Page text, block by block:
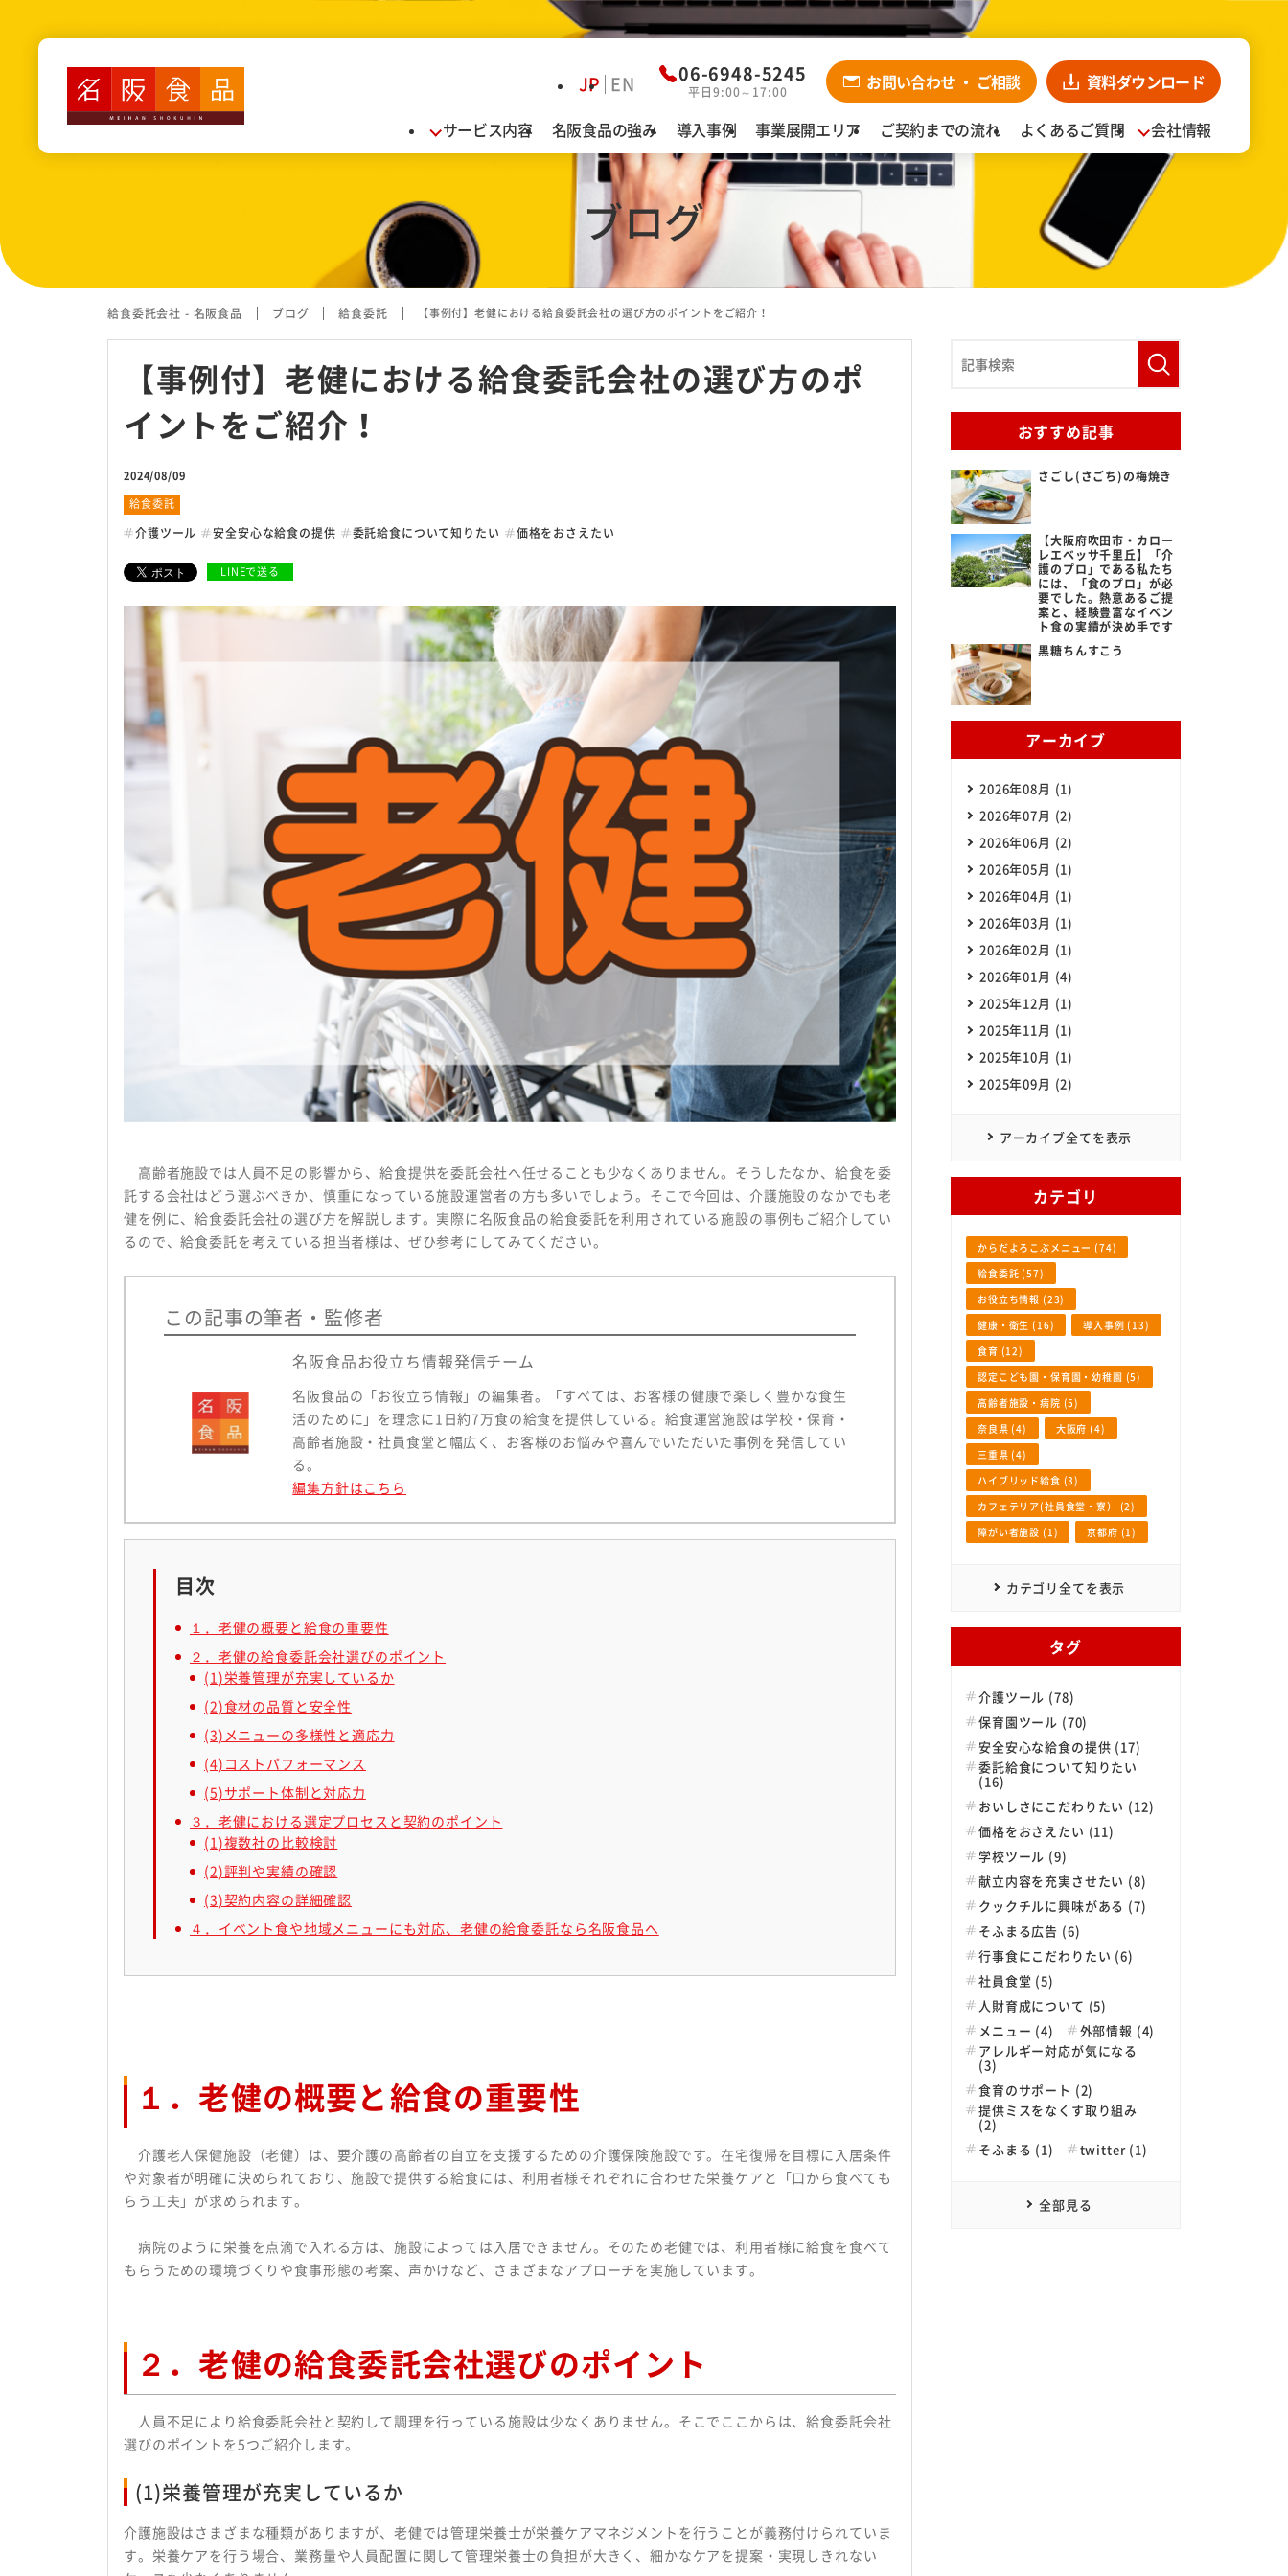
JP EN 06-6948-5245
平日9:00～17:00 お問い合わせ ・ ご相談 資料ダウンロード
サービス内容 名阪食品の強み 導入事例 事業展開エリア ご契約までの流れ よくあるご質問 会社情報
ブログ
お見積り依頼 CLOSE
認定こども園・保育園・幼稚園給食
高齢者施設・障がい者施設給食
業態別お悩み解決
認定こども園・保育園・幼稚園
特別養護老人ホーム・介護老人保健施設
有料老人ホーム・サービス付高齢者向け住宅
カフェテリア（社員食堂・寮）
導入事例
衛生管理の考え方
危機管理体制について
衛生管理室による検査
代表メッセージ
社員インタビュー
数字で見る名阪食品
募集要項
沿革
事業部一覧
サービス提供までの流れ
からだよろこぶメニュー
お役立ち情報
お知らせ
サイトマップ 個人情報保護方針 免責事項
プライバシーポリシー Copyright © MEIHAN SHOKUHIN Co.,Itd. All Rights Reserved.
給食委託会社 - 名阪食品 ブログ 給食委託 【事例付】老健における給食委託会社の選び方のポイントをご紹介！
【事例付】老健における給食委託会社の選び方のポ
イントをご紹介！
2024/08/09
給食委託
介護ツール 安全安心な給食の提供 委託給食について知りたい 価格をおさえたい
LINEで送る
高齢者施設では人員不足の影響から、給食提供を委託会社へ任せることも少なくありません。そうしたなか、給食を委
託する会社はどう選ぶべきか、慎重になっている施設運営者の方も多いでしょう。そこで今回は、介護施設のなかでも老
健を例に、給食委託会社の選び方を解説します。実際に名阪食品の給食委託を利用されている施設の事例もご紹介してい
るので、給食委託を考えている担当者様は、ぜひ参考にしてみてください。
この記事の筆者・監修者
名阪食品お役立ち情報発信チーム
名阪食品の「お役立ち情報」の編集者。「すべては、お客様の健康で楽しく豊かな食生
活のために」を理念に1日約7万食の給食を提供している。給食運営施設は学校・保育・
高齢者施設・社員食堂と幅広く、お客様のお悩みや喜んでいただいた事例を発信してい
る。
編集方針はこちら
目次
１．老健の概要と給食の重要性
２．老健の給食委託会社選びのポイント
(1)栄養管理が充実しているか
(2)食材の品質と安全性
(3)メニューの多様性と適応力
(4)コストパフォーマンス
(5)サポート体制と対応力
３．老健における選定プロセスと契約のポイント
(1)複数社の比較検討
(2)評判や実績の確認
(3)契約内容の詳細確認
４．イベント食や地域メニューにも対応、老健の給食委託なら名阪食品へ
１．老健の概要と給食の重要性
介護老人保健施設（老健）は、要介護の高齢者の自立を支援するための介護保険施設です。在宅復帰を目標に入居条件
や対象者が明確に決められており、施設で提供する給食には、利用者様それぞれに合わせた栄養ケアと「口から食べても
らう工夫」が求められます。
病院のように栄養を点滴で入れる方は、施設によっては入居できません。そのため老健では、利用者様に給食を食べて
もらうための環境づくりや食事形態の考案、声かけなど、さまざまなアプローチを実施しています。
２．老健の給食委託会社選びのポイント
人員不足により給食委託会社と契約して調理を行っている施設は少なくありません。そこでここからは、給食委託会社
選びのポイントを5つご紹介します。
(1)栄養管理が充実しているか
介護施設はさまざまな種類がありますが、老健では管理栄養士が栄養ケアマネジメントを行うことが義務付けられていま
す。栄養ケアを行う場合、業務量や人員配置に関して管理栄養士の負担が大きく、細かなケアを提案・実現しきれない
おすすめ記事
さごし(さごち)の梅焼き
【大阪府吹田市・カロー
レエベッサ千里丘】「介
護のプロ」である私たち
には、「食のプロ」が必
要でした。熱意あるご提
案と、経験豊富なイベン
ト食の実績が決め手です
黒糖ちんすこう
アーカイブ
2026年08月 (1)
2026年07月 (2)
2026年06月 (2)
2026年05月 (1)
2026年04月 (1)
2026年03月 (1)
2026年02月 (1)
2026年01月 (4)
2025年12月 (1)
2025年11月 (1)
2025年10月 (1)
2025年09月 (2)
アーカイブ全てを表示
カテゴリ
からだよろこぶメニュー (74)
給食委託 (57)
お役立ち情報 (23)
健康・衛生 (16)
導入事例 (13)
食育 (12)
認定こども園・保育園・幼稚園 (5)
高齢者施設・病院 (5)
奈良県 (4)
大阪府 (4)
三重県 (4)
ハイブリッド給食 (3)
カフェテリア(社員食堂・寮） (2)
障がい者施設 (1)
京都府 (1)
カテゴリ全てを表示
タグ
介護ツール (78)
保育園ツール (70)
安全安心な給食の提供 (17)
委託給食について知りたい
(16)
おいしさにこだわりたい (12)
価格をおさえたい (11)
学校ツール (9)
献立内容を充実させたい (8)
クックチルに興味がある (7)
そふまる広告 (6)
行事食にこだわりたい (6)
社員食堂 (5)
人財育成について (5)
メニュー (4)
外部情報 (4)
アレルギー対応が気になる
(3)
食育のサポート (2)
提供ミスをなくす取り組み
(2)
そふまる (1)
twitter (1)
全部見る